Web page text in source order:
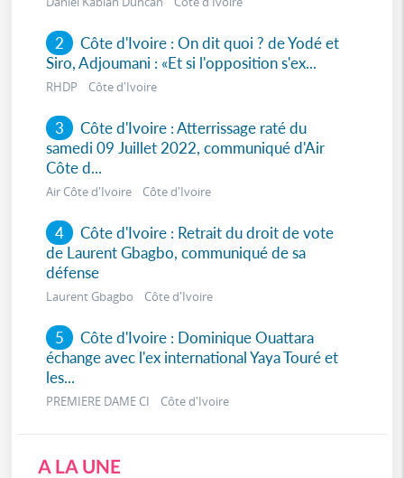
2 Côte d'Ivoire : On dit quoi ? de Yodé et
Siro, Adjoumani : «Et si l'opposition s'ex...
RHDP Côte d'Ivoire
3 Côte d'Ivoire : Atterrissage raté du
samedi 09 Juillet 2022, communiqué d'Air
Côte d...
Air Côte d'Ivoire Côte d'Ivoire
4 Côte d'Ivoire : Retrait du droit de vote
de Laurent Gbagbo, communiqué de sa
défense
Laurent Gbagbo Côte d'Ivoire
5 Côte d'Ivoire : Dominique Ouattara
échange avec l'ex international Yaya Touré et
les...
PREMIERE DAME CI Côte d'Ivoire
A LA UNE